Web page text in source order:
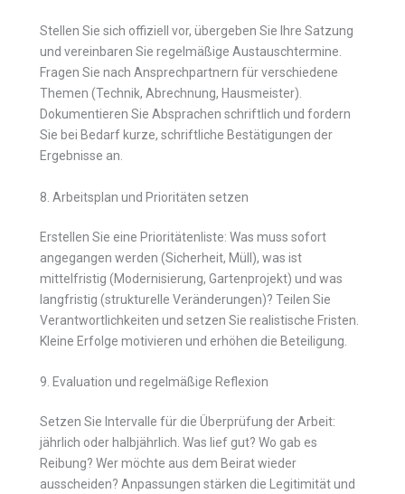
Stellen Sie sich offiziell vor, übergeben Sie Ihre Satzung
und vereinbaren Sie regelmäßige Austauschtermine.
Fragen Sie nach Ansprechpartnern für verschiedene
Themen (Technik, Abrechnung, Hausmeister).
Dokumentieren Sie Absprachen schriftlich und fordern
Sie bei Bedarf kurze, schriftliche Bestätigungen der
Ergebnisse an.
8. Arbeitsplan und Prioritäten setzen
Erstellen Sie eine Prioritätenliste: Was muss sofort
angegangen werden (Sicherheit, Müll), was ist
mittelfristig (Modernisierung, Gartenprojekt) und was
langfristig (strukturelle Veränderungen)? Teilen Sie
Verantwortlichkeiten und setzen Sie realistische Fristen.
Kleine Erfolge motivieren und erhöhen die Beteiligung.
9. Evaluation und regelmäßige Reflexion
Setzen Sie Intervalle für die Überprüfung der Arbeit:
jährlich oder halbjährlich. Was lief gut? Wo gab es
Reibung? Wer möchte aus dem Beirat wieder
ausscheiden? Anpassungen stärken die Legitimität und